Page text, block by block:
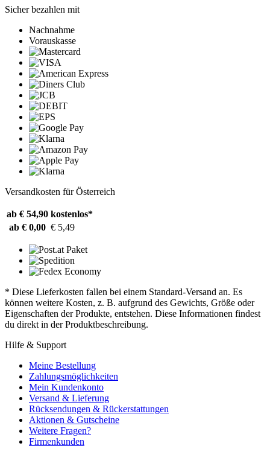
Sicher bezahlen mit
Nachnahme
Vorauskasse
Versandkosten für Österreich
ab € 54,90 kostenlos*
ab € 0,00 € 5,49
* Diese Lieferkosten fallen bei einem Standard-Versand an. Es
können weitere Kosten, z. B. aufgrund des Gewichts, Größe oder
Eigenschaften der Produkte, entstehen. Diese Informationen findest
du direkt in der Produktbeschreibung.
Hilfe & Support
Meine Bestellung
Zahlungsmöglichkeiten
Mein Kundenkonto
Versand & Lieferung
Rücksendungen & Rückerstattungen
Aktionen & Gutscheine
Weitere Fragen?
Firmenkunden